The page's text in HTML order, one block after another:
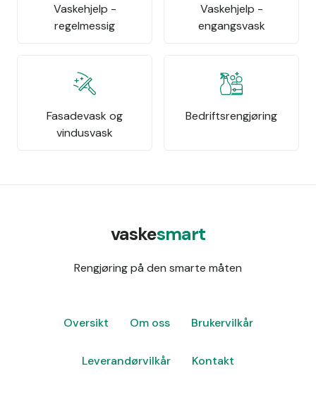
Vaskehjelp -
regelmessig
Vaskehjelp -
engangsvask
Fasadevask og
vindusvask
Bedriftsrengjøring
vaskesmart
Rengjøring på den smarte måten
Oversikt Om oss Brukervilkår
Leverandørvilkår Kontakt